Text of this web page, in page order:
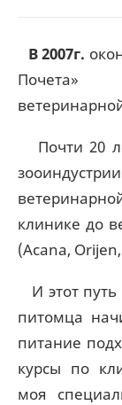
В 2007г.
Почета»
Почти 20
клинике до
(Acana,
И этот
питомца
питание
курсы по
моя